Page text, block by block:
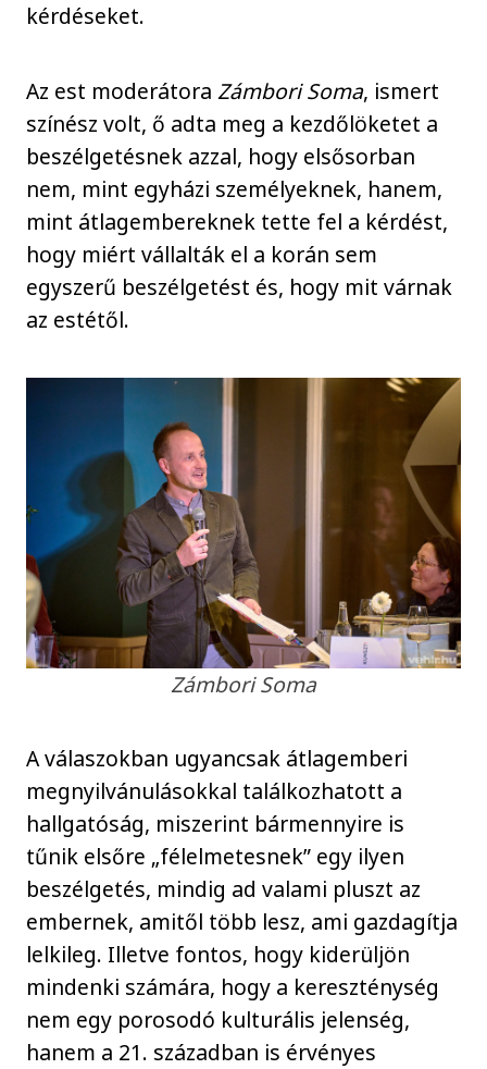
kérdéseket.
Az est moderátora Zámbori Soma, ismert
színész volt, ő adta meg a kezdőlöketet a
beszélgetésnek azzal, hogy elsősorban
nem, mint egyházi személyeknek, hanem,
mint átlagembereknek tette fel a kérdést,
hogy miért vállalták el a korán sem
egyszerű beszélgetést és, hogy mit várnak
az estétől.
Zámbori Soma
A válaszokban ugyancsak átlagemberi
megnyilvánulásokkal találkozhatott a
hallgatóság, miszerint bármennyire is
tűnik elsőre „félelmetesnek” egy ilyen
beszélgetés, mindig ad valami pluszt az
embernek, amitől több lesz, ami gazdagítja
lelkileg. Illetve fontos, hogy kiderüljön
mindenki számára, hogy a kereszténység
nem egy porosodó kulturális jelenség,
hanem a 21. században is érvényes